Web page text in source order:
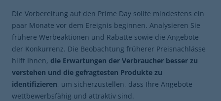
Die Vorbereitung auf den Prime Day sollte mindestens ein
paar Monate vor dem Ereignis beginnen. Analysieren Sie
frühere Werbeaktionen und Rabatte sowie die Angebote
der Konkurrenz. Die Beobachtung früherer Preisnachlässe
hilft Ihnen, die Erwartungen der Verbraucher besser zu
verstehen und die gefragtesten Produkte zu
identifizieren, um sicherzustellen, dass Ihre Angebote
wettbewerbsfähig und attraktiv sind.